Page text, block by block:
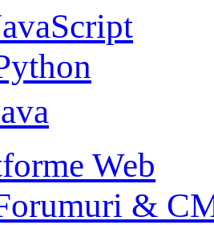
Web
&